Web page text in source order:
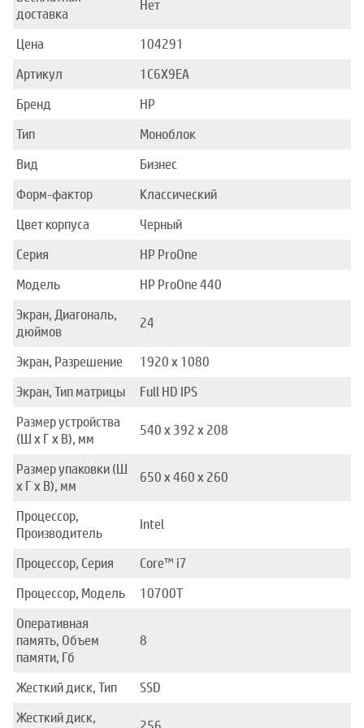
доставка
Нет
Цена
104291
Артикул
1C6X9EA
Бренд
HP
Тип
Моноблок
Вид
Бизнес
Форм-фактор
Классический
Цвет корпуса
Черный
Серия
HP ProOne
Модель
HP ProOne 440
Экран, Диагональ,
дюймов
24
Экран, Разрешение
1920 x 1080
Экран, Тип матрицы
Full HD IPS
Размер устройства
(Ш x Г x В), мм
540 x 392 x 208
Размер упаковки (Ш
x Г x В), мм
650 x 460 x 260
Процессор,
Производитель
Intel
Процессор, Серия
Core™ i7
Процессор, Модель
10700T
Оперативная
память, Объем
памяти, Гб
8
Жесткий диск, Тип
SSD
Жесткий диск,